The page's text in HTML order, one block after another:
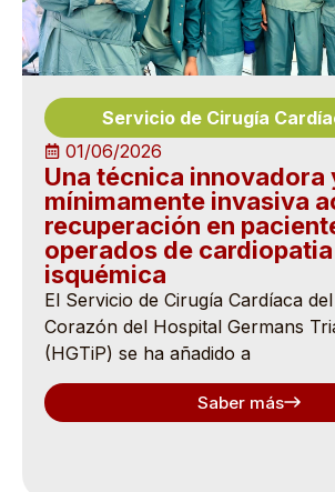
Servicio de Cirugía
01/06/2026
Una técnica innovadora
mínimamente invasiva
recuperación en
operados de cardiopatia
isquémica
El Servicio de Cirugía Cardíaca
Corazón del Hospital Germans
(HGTiP) se ha añadido a
Saber más